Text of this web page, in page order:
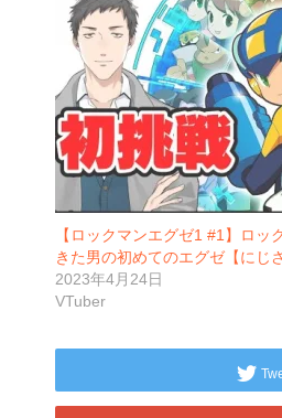
【ロックマンエグゼ1 #1】ロッ
きた男の初めてのエグゼ【にじ
2023年4月24日
VTuber